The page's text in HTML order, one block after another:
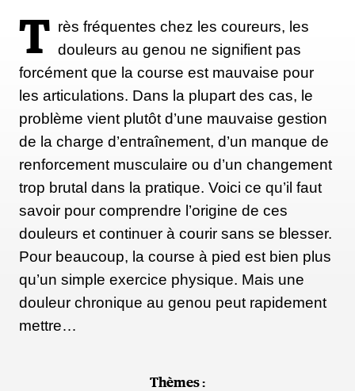
T rès fréquentes chez les coureurs, les
douleurs au genou ne signifient pas
forcément que la course est mauvaise pour
les articulations. Dans la plupart des cas, le
problème vient plutôt d’une mauvaise gestion
de la charge d’entraînement, d’un manque de
renforcement musculaire ou d’un changement
trop brutal dans la pratique. Voici ce qu’il faut
savoir pour comprendre l’origine de ces
douleurs et continuer à courir sans se blesser.
Pour beaucoup, la course à pied est bien plus
qu’un simple exercice physique. Mais une
douleur chronique au genou peut rapidement
mettre…
Thèmes :